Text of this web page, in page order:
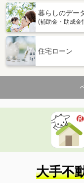
暮らしのデー
(補助金・助成金
住宅ローン
大手不